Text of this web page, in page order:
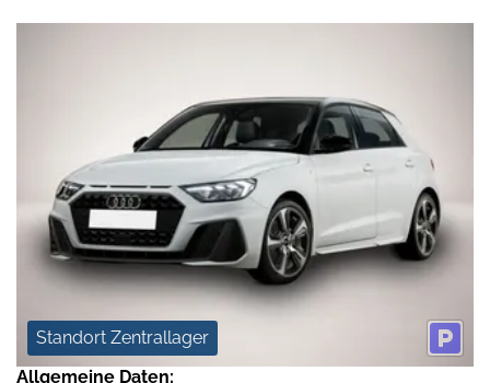
Standort Zentrallager
Allgemeine Daten: